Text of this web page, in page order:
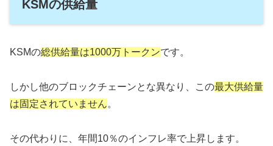
KSMの供給量
KSMの総供給量は1000万トークンです。
しかし他のブロックチェーンとな異なり、この最大供給量
は固定されていません。
その代わりに、年間10％のインフレ率で上昇します。